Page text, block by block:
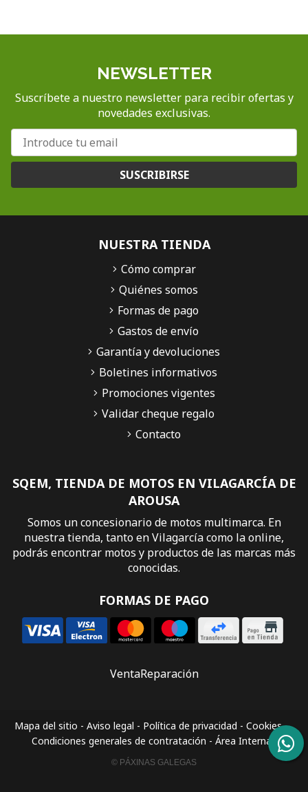
NEWSLETTER
Suscríbete a nuestro newsletter para recibir ofertas y
novedades exclusivas.
SUSCRIBIRSE
SQEM, TIENDA DE MOTOS EN VILAGARCÍA DE
AROUSA
Somos un concesionario de motos multimarca. En
nuestra tienda, tanto en Vilagarcía como la online,
podrás encontrar motos y productos de las marcas más
conocidas.
FORMAS DE PAGO
NUESTRA TIENDA
Cómo comprar
Quiénes somos
Formas de pago
Gastos de envío
Garantía y devoluciones
Boletines informativos
Promociones vigentes
Validar cheque regalo
Contacto
VentaReparación
Mapa del sitio - Aviso legal - Política de privacidad - Cookies-
Condiciones generales de contratación - Área Interna
© PÁXINAS GALEGAS